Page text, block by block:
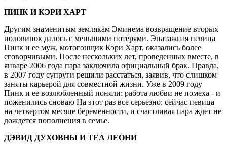
ПИНК И КЭРИ ХАРТ
Другим знаменитым землякам Эминема возвращение вторых
половинок далось с меньшими потерями. Эпатажная певица
Пинк и ее муж, мотогонщик Кэри Харт, оказались более
сговорчивыми. После нескольких лет, проведенных вместе, в
январе 2006 года пара заключила официальный брак. Правда,
в 2007 году супруги решили расстаться, заявив, что слишком
заняты карьерой для совместной жизни. Уже в 2009 году
Пинк и ее возлюбленный поняли: работа любви не помеха - и
поженились сноваю На этот раз все серьезно: сейчас певица
на четвертом месяце беременности, и счастливая пара ждет не
дождется пополнения в семье.
ДЭВИД ДУХОВНЫ И ТЕА ЛЕОНИ